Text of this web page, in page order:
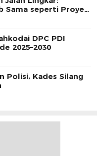
Sama seperti Proyek
DPC PDI
2025–2030
Polisi, Kades Silang